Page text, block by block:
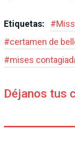
Etiquetas: #
#certamen de
#mises
Déjanos tus